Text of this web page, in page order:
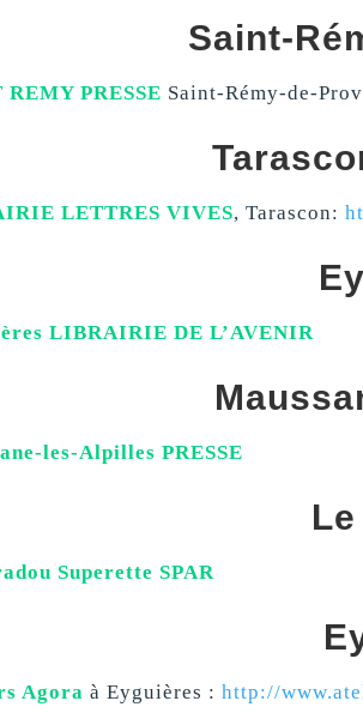
Saint-
REMY PRESSE Saint-Rémy-de-
LETTRES VIVES, Tarascon:
LIBRAIRIE DE L’AVENIR
les-Alpilles PRESSE
Superette SPAR
Agora à Eyguières : http://